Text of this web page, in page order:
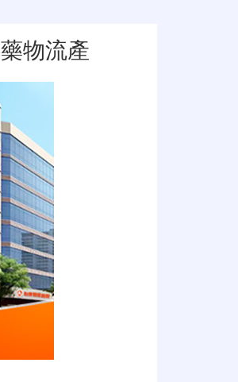
藥物流產